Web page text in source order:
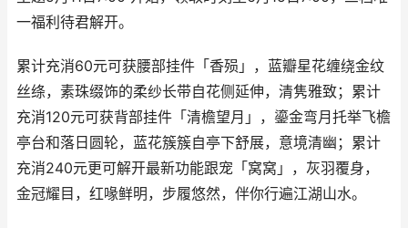
一福利待君解开。
累计充消60元可获腰部挂件「香殒」，蓝瓣星花缠绕金纹
丝绦，素珠缀饰的柔纱长带自花侧延伸，清隽雅致；累计
充消120元可获背部挂件「清檐望月」，鎏金弯月托举飞檐
亭台和落日圆轮，蓝花簇簇自亭下舒展，意境清幽；累计
充消240元更可解开最新功能跟宠「窝窝」，灰羽覆身，
金冠耀目，红喙鲜明，步履悠然，伴你行遍江湖山水。